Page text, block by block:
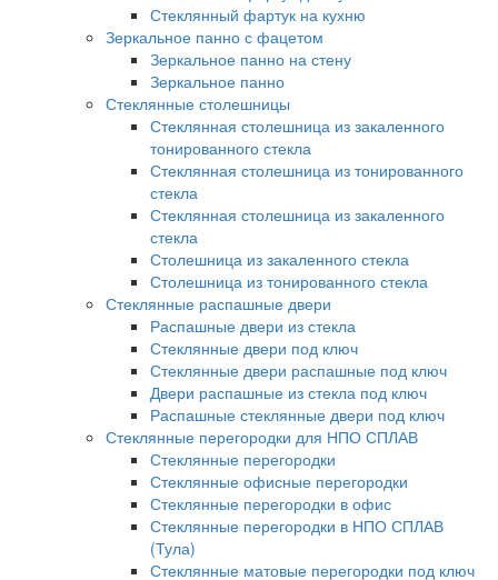
Стеклянный фартук на кухню
Зеркальное панно с фацетом
Зеркальное панно на стену
Зеркальное панно
Стеклянные столешницы
Стеклянная столешница из закаленного
тонированного стекла
Стеклянная столешница из тонированного
стекла
Стеклянная столешница из закаленного
стекла
Столешница из закаленного стекла
Столешница из тонированного стекла
Стеклянные распашные двери
Распашные двери из стекла
Стеклянные двери под ключ
Стеклянные двери распашные под ключ
Двери распашные из стекла под ключ
Распашные стеклянные двери под ключ
Стеклянные перегородки для НПО СПЛАВ
Стеклянные перегородки
Стеклянные офисные перегородки
Стеклянные перегородки в офис
Стеклянные перегородки в НПО СПЛАВ
(Тула)
Стеклянные матовые перегородки под ключ